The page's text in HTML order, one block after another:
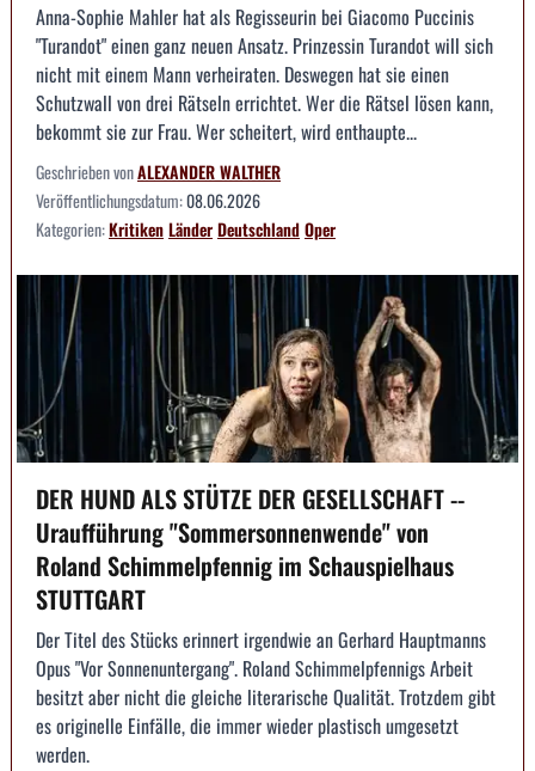
Anna-Sophie Mahler hat als Regisseurin bei Giacomo Puccinis
"Turandot" einen ganz neuen Ansatz. Prinzessin Turandot will sich
nicht mit einem Mann verheiraten. Deswegen hat sie einen
Schutzwall von drei Rätseln errichtet. Wer die Rätsel lösen kann,
bekommt sie zur Frau. Wer scheitert, wird enthaupte...
Geschrieben vonALEXANDER WALTHER
Veröffentlichungsdatum:08.06.2026
Kategorien:KritikenLänderDeutschlandOper
DER HUND ALS STÜTZE DER GESELLSCHAFT --
Uraufführung "Sommersonnenwende" von
Roland Schimmelpfennig im Schauspielhaus
STUTTGART
Der Titel des Stücks erinnert irgendwie an Gerhard Hauptmanns
Opus "Vor Sonnenuntergang". Roland Schimmelpfennigs Arbeit
besitzt aber nicht die gleiche literarische Qualität. Trotzdem gibt
es originelle Einfälle, die immer wieder plastisch umgesetzt
werden.